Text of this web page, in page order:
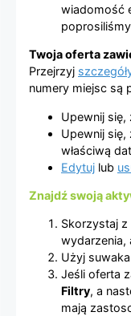
wiadomość
Twoja oferta
Przejrzyj
numery miejsc są
Upewnij się,
Upewnij się,
właściwą
Edytuj lub
Znajdź swoją
Skorzystaj
wydarzenia,
Użyj
Jeśli oferta
Filtry, a
mają